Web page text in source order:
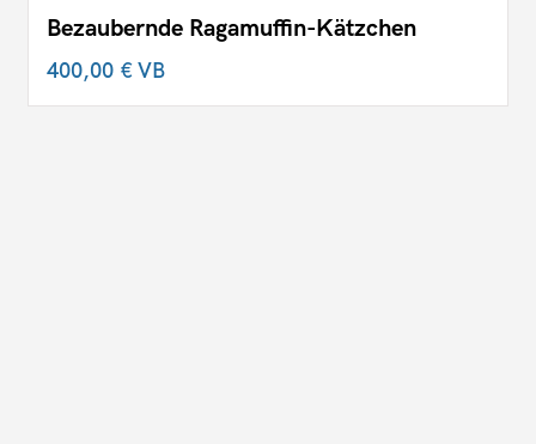
Bezaubernde Ragamuffin-Kätzchen
400,00 €VB